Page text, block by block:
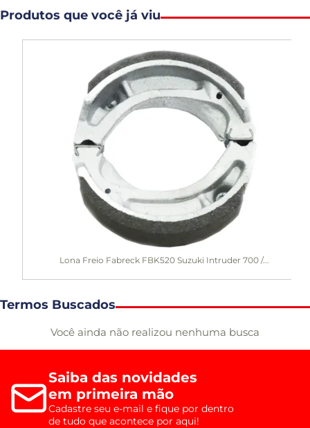
Produtos que você já viu
Lona Freio Fabreck FBK520 Suzuki Intruder 700 /...
Termos Buscados
Você ainda não realizou nenhuma busca
Saiba das novidades
em primeira mão
Cadastre seu e-mail e fique por dentro
de tudo que acontece por aqui!